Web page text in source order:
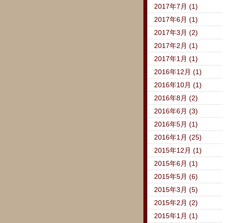
2017年7月 (1)
2017年6月 (1)
2017年3月 (2)
2017年2月 (1)
2017年1月 (1)
2016年12月 (1)
2016年10月 (1)
2016年8月 (2)
2016年6月 (3)
2016年5月 (1)
2016年1月 (25)
2015年12月 (1)
2015年6月 (1)
2015年5月 (6)
2015年3月 (5)
2015年2月 (2)
2015年1月 (1)